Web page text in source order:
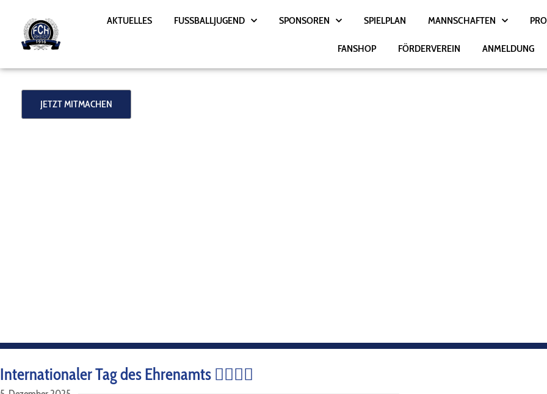
springen
AKTUELLES FUSSBALLJUGEND SPONSOREN SPIELPLAN MANNSCHAFTEN
FANSHOP FÖRDERVEREIN ANMELDUNG
JETZT MITMACHEN
Internationaler Tag des Ehrenamts 👍🏻🙏👏